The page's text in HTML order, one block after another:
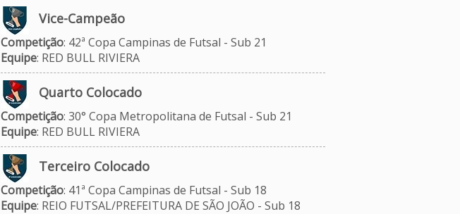
Vice-Campeão
Competição: 42ª Copa Campinas de Futsal - Sub 21
Equipe: RED BULL RIVIERA
Quarto Colocado
Competição: 30° Copa Metropolitana de Futsal - Sub 21
Equipe: RED BULL RIVIERA
Terceiro Colocado
Competição: 41ª Copa Campinas de Futsal - Sub 18
Equipe: REIO FUTSAL/PREFEITURA DE SÃO JOÃO - Sub 18